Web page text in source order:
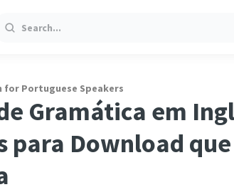
Search
for Portuguese Speakers
Gramática em
para Download que